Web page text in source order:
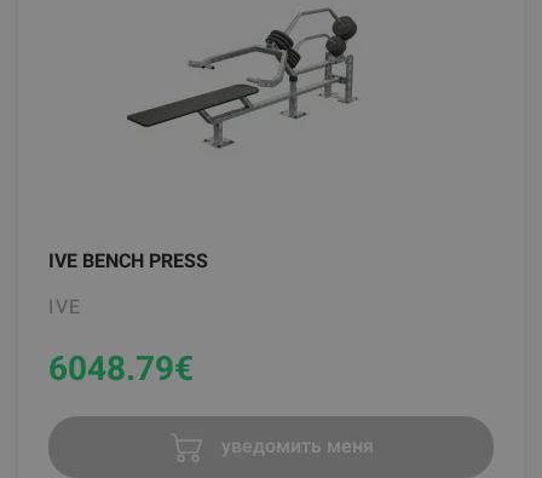
IVE BENCH PRESS
IVE
6048.79€
уведомить меня